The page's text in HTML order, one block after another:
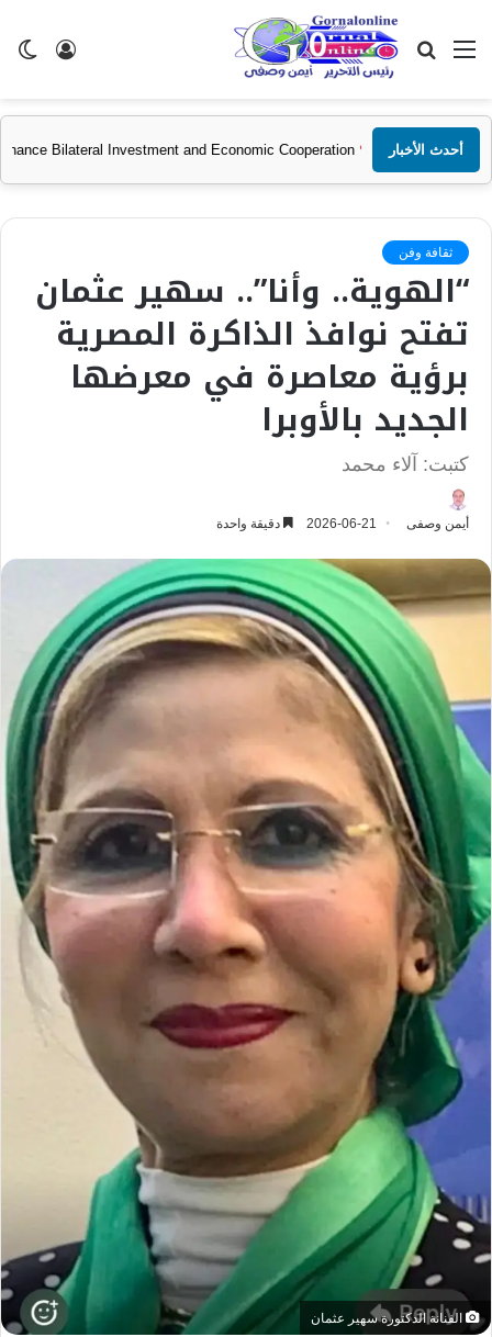
تسجيل
القائمة بحث
عن
أحدث الأخبار
and GAFI Discuss Ways to Enhance Bilateral Investment and Economic
ثقافة وفن
“الهوية.. وأنا”.. سهير عثمان
تفتح نوافذ الذاكرة المصرية
برؤية معاصرة في معرضها
الجديد بالأوبرا
كتبت: آلاء محمد
أيمن وصفى 2026-06-21 دقيقة واحدة
الفنانة الدكتورة سهير عثمان